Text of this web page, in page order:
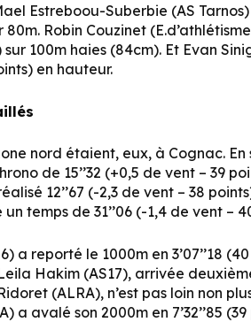
Estreboou-Suberbie (AS
80m. Robin Couzinet
100m haies (84cm). Et Evan
en hauteur.
nord étaient, eux, à Cognac.
de 15’’32 (+0,5 de vent – 39
12’’67 (-2,3 de vent – 38
temps de 31’’06 (-1,4 de vent –
a reporté le 1000m en 3’07’’18
Hakim (AS17), arrivée
(ALRA), n’est pas loin non
a avalé son 2000m en 7’32’’85